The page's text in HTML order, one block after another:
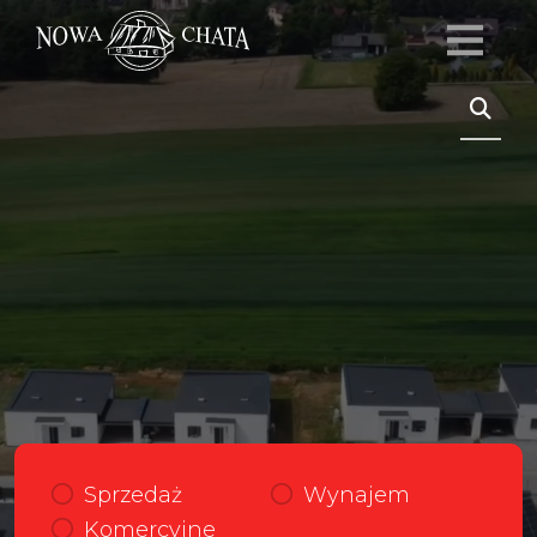
Sprzedaż
Wynajem
Komercyjne